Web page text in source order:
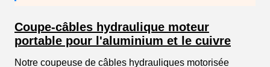
Coupe-câbles hydraulique moteur
portable pour l'aluminium et le cuivre
Notre coupeuse de câbles hydrauliques motorisée